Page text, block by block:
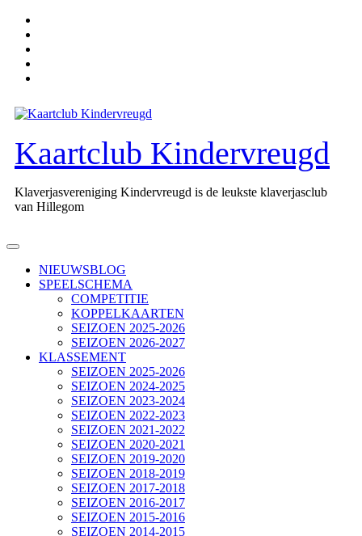
naar
inhoud
Kaartclub Kindervreugd
Klaverjasvereniging Kindervreugd is de leukste klaverjasclub
van Hillegom
Open
NIEUWSBLOG
SPEELSCHEMA
COMPETITIE
KOPPELKAARTEN
SEIZOEN 2025-2026
SEIZOEN 2026-2027
KLASSEMENT
SEIZOEN 2025-2026
SEIZOEN 2024-2025
SEIZOEN 2023-2024
SEIZOEN 2022-2023
SEIZOEN 2021-2022
SEIZOEN 2020-2021
SEIZOEN 2019-2020
SEIZOEN 2018-2019
SEIZOEN 2017-2018
SEIZOEN 2016-2017
SEIZOEN 2015-2016
SEIZOEN 2014-2015